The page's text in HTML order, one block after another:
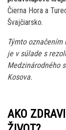
Čierna Hora a
Švajčiarsko.
Týmto
je v súlade s
Medzinárodného
Kosova.
AKO